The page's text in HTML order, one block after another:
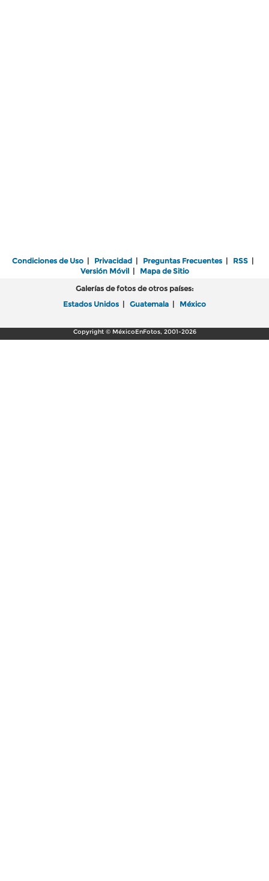
Condiciones de Uso | Privacidad | Preguntas Frecuentes | RSS |
Versión Móvil| Mapa de Sitio
Galerías de fotos de otros países:
Estados Unidos | Guatemala | México
Copyright © MéxicoEnFotos, 2001-2026